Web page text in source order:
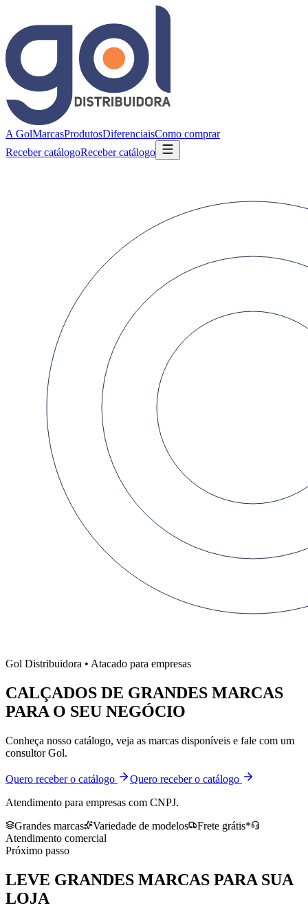
A GolMarcasProdutosDiferenciaisComo comprar
Receber catálogoReceber catálogo
Gol Distribuidora • Atacado para empresas
CALÇADOS DE GRANDES MARCAS
PARA O SEU NEGÓCIO
Conheça nosso catálogo, veja as marcas disponíveis e fale com um
consultor Gol.
Quero receber o catálogo
Quero receber o catálogo
Atendimento para empresas com CNPJ.
Grandes marcas
Variedade de modelos
Frete grátis*
Atendimento comercial
Próximo passo
LEVE GRANDES MARCAS PARA SUA
LOJA